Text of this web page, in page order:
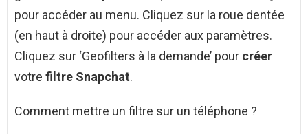
pour accéder au menu. Cliquez sur la roue dentée
(en haut à droite) pour accéder aux paramètres.
Cliquez sur ‘Geofilters à la demande’ pour créer
votre filtre Snapchat.
Comment mettre un filtre sur un téléphone ?